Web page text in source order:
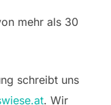
mehr als 30
schreibt uns
. Wir